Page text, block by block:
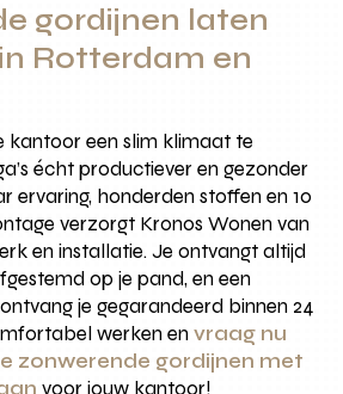
gordijnen laten
Rotterdam en
kantoor een slim klimaat te
écht productiever en gezonder
ervaring, honderden stoffen en 10
verzorgt Kronos Wonen van
en installatie. Je ontvangt altijd
op je pand, en een
je gegarandeerd binnen 24
werken envraag nu
zonwerende gordijnen met
voor jouw kantoor!